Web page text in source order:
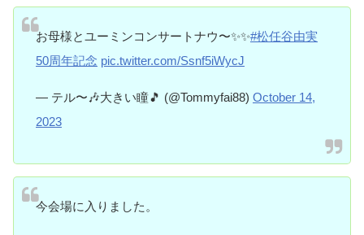
お母様とユーミンコンサートナウ〜✨✨#松任谷由実
50周年記念 pic.twitter.com/Ssnf5iWycJ
— テル〜🎶大きい瞳🎵 (@Tommyfai88) October 14,
2023
今会場に入りました。